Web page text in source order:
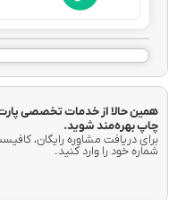
همین حالا از خدمات تخصصی پارت
چاپ بهره‌مند شوید.
برای دریافت مشاوره رایگان، کافیست
شماره خود را وارد کنید.